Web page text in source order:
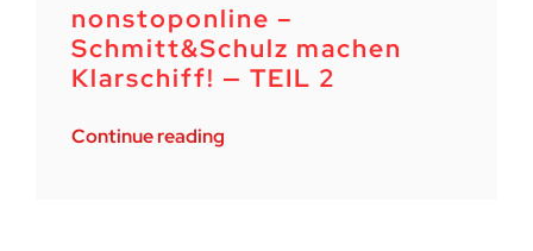
nonstoponline –
Schmitt&Schulz machen
Klarschiff! — TEIL 2
Continue reading